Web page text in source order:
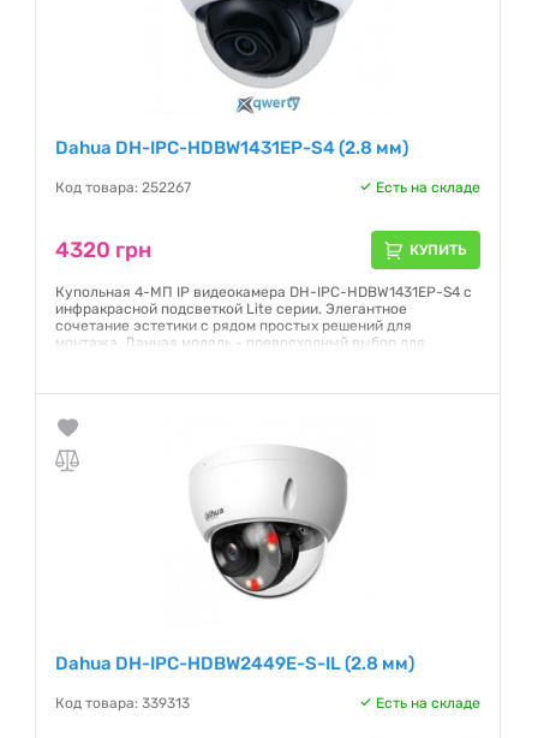
Dahua DH-IPC-HDBW1431EP-S4 (2.8 мм)
Код товара: 252267 Есть на складе
4320 грн КУПИТЬ
Купольная 4-МП IP видеокамера DH-IPC-HDBW1431EP-S4 с
инфракрасной подсветкой Lite серии. Элегантное
сочетание эстетики с рядом простых решений для
монтажа. Данная модель - превосходный выбор для
периметр как внутри, так и вне помещения.
Гарантия:
Dahua DH-IPC-HDBW2449E-S-IL (2.8 мм)
Код товара: 339313 Есть на складе